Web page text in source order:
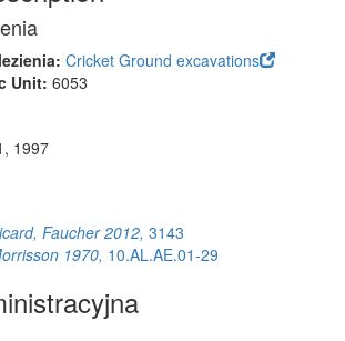
Cricket Ground excavations
Unit: 6053
1997
Faucher 2012, 3143
1970, 10.AL.AE.01-29